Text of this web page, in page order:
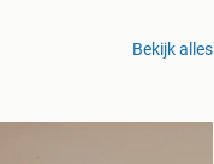
Bekijk alles